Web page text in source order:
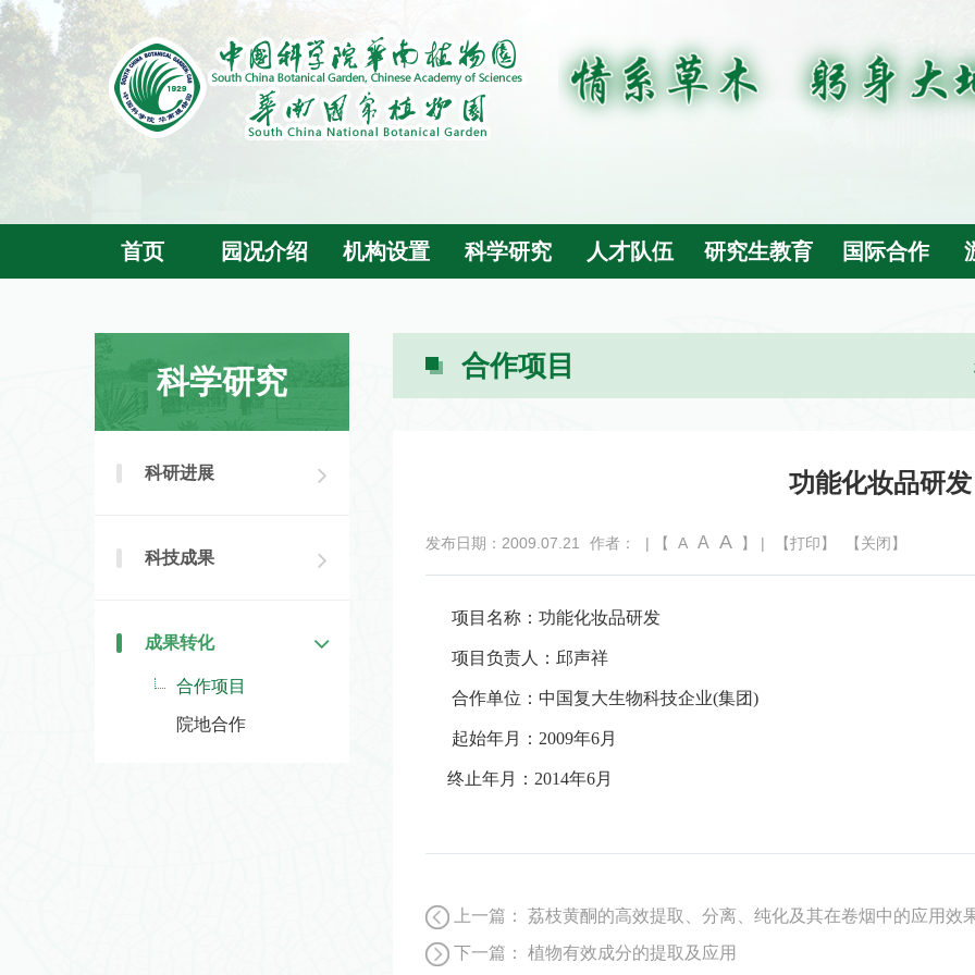
首页 园况介绍 机构设置 科学研究 人才队伍 研究生教育 国际合作
科学研究
科研进展
科技成果
成果转化
合作项目
院地合作
合作项目
功能化妆品研发
发布日期：2009.07.21 作者： | 【 A A A 】 | 【打印】 【关闭】
项目名称：功能化妆品研发
项目负责人：邱声祥
合作单位：中国复大生物科技企业(集团)
起始年月： 2009年6月
终止年月： 2014年6月
上一篇：
荔枝黄酮的高效提取、分离、纯化及其在卷烟中的应用效
下一篇：
植物有效成分的提取及应用